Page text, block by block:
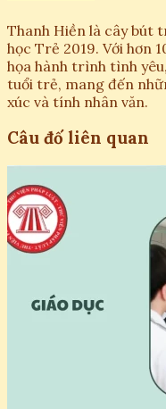
Thanh Hiền là cây bút
học Trẻ 2019. Với hơn
họa hành trình tình
tuổi trẻ, mang đến
xúc và tính nhân văn.
Câu đố liên quan